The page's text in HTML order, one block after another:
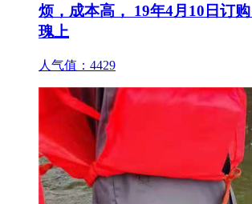
烦，成本高， 19年4月10日订
瑰上
人气值： 4429